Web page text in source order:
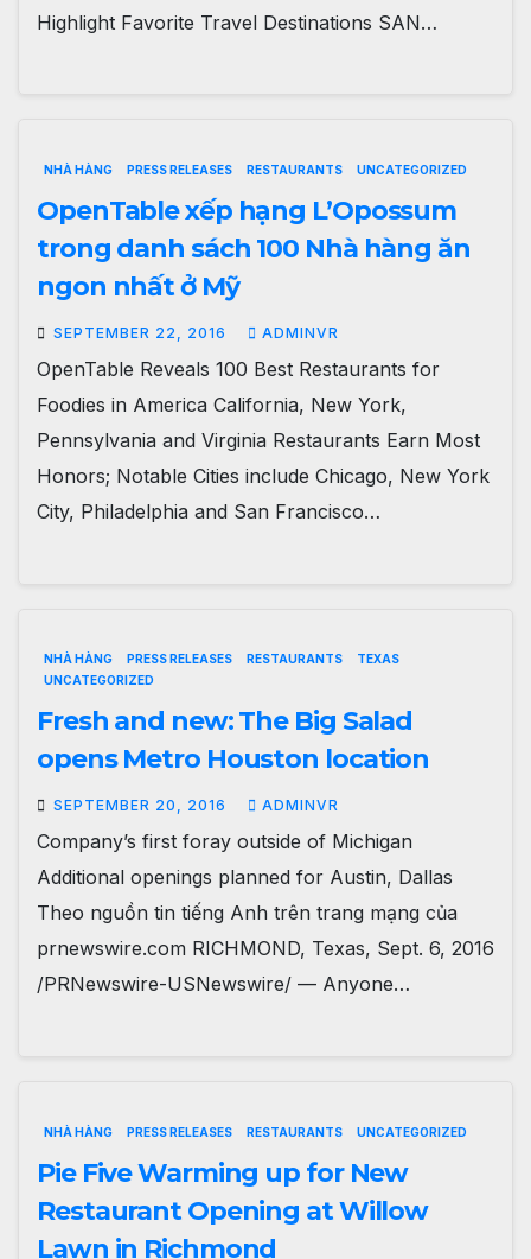
Highlight Favorite Travel Destinations SAN…
NHÀ HÀNG PRESS RELEASES RESTAURANTS UNCATEGORIZED
OpenTable xếp hạng L’Opossum
trong danh sách 100 Nhà hàng ăn
ngon nhất ở Mỹ
SEPTEMBER 22, 2016 ADMINVR
OpenTable Reveals 100 Best Restaurants for
Foodies in America California, New York,
Pennsylvania and Virginia Restaurants Earn Most
Honors; Notable Cities include Chicago, New York
City, Philadelphia and San Francisco…
NHÀ HÀNG PRESS RELEASES RESTAURANTS
TEXAS
UNCATEGORIZED
Fresh and new: The Big Salad
opens Metro Houston location
SEPTEMBER 20, 2016 ADMINVR
Company’s first foray outside of Michigan
Additional openings planned for Austin, Dallas
Theo nguồn tin tiếng Anh trên trang mạng của
prnewswire.com RICHMOND, Texas, Sept. 6, 2016
/PRNewswire-USNewswire/ — Anyone…
NHÀ HÀNG PRESS RELEASES RESTAURANTS UNCATEGORIZED
Pie Five Warming up for New
Restaurant Opening at Willow
Lawn in Richmond